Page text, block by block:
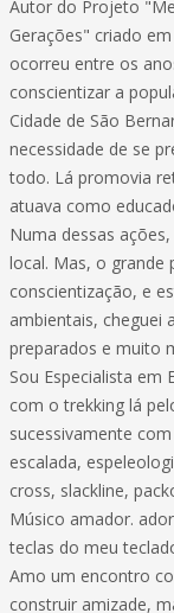
Autor do Projeto
Gerações" criado
ocorreu entre os
conscientizar a
Cidade de São
necessidade de se
todo. Lá promovia
atuava como
Numa dessas
local. Mas, o grande
conscientização, e
ambientais, cheguei
preparados e muito
Sou Especialista em
com o trekking lá
sucessivamente
escalada,
cross, slackline,
Músico amador.
teclas do meu
Amo um encontro
construir amizade,